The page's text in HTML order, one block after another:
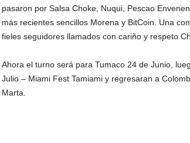
pasaron por Salsa Choke, Nuqui, Pescao
más recientes sencillos Morena y BitCoin. Una
fieles seguidores llamados con cariño y respeto
Ahora el turno será para Tumaco 24 de Junio,
Julio – Miami Fest Tamiami y regresaran a
Marta.